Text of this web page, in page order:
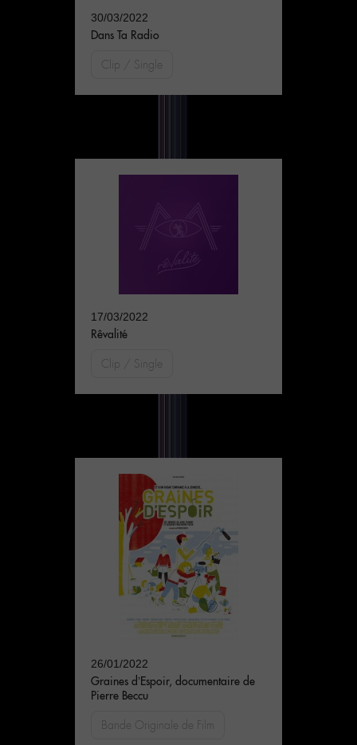
30/03/2022
Dans Ta Radio
Clip / Single
17/03/2022
Rêvalité
Clip / Single
26/01/2022
Graines d’Espoir, documentaire de
Pierre Beccu
Bande Originale de Film